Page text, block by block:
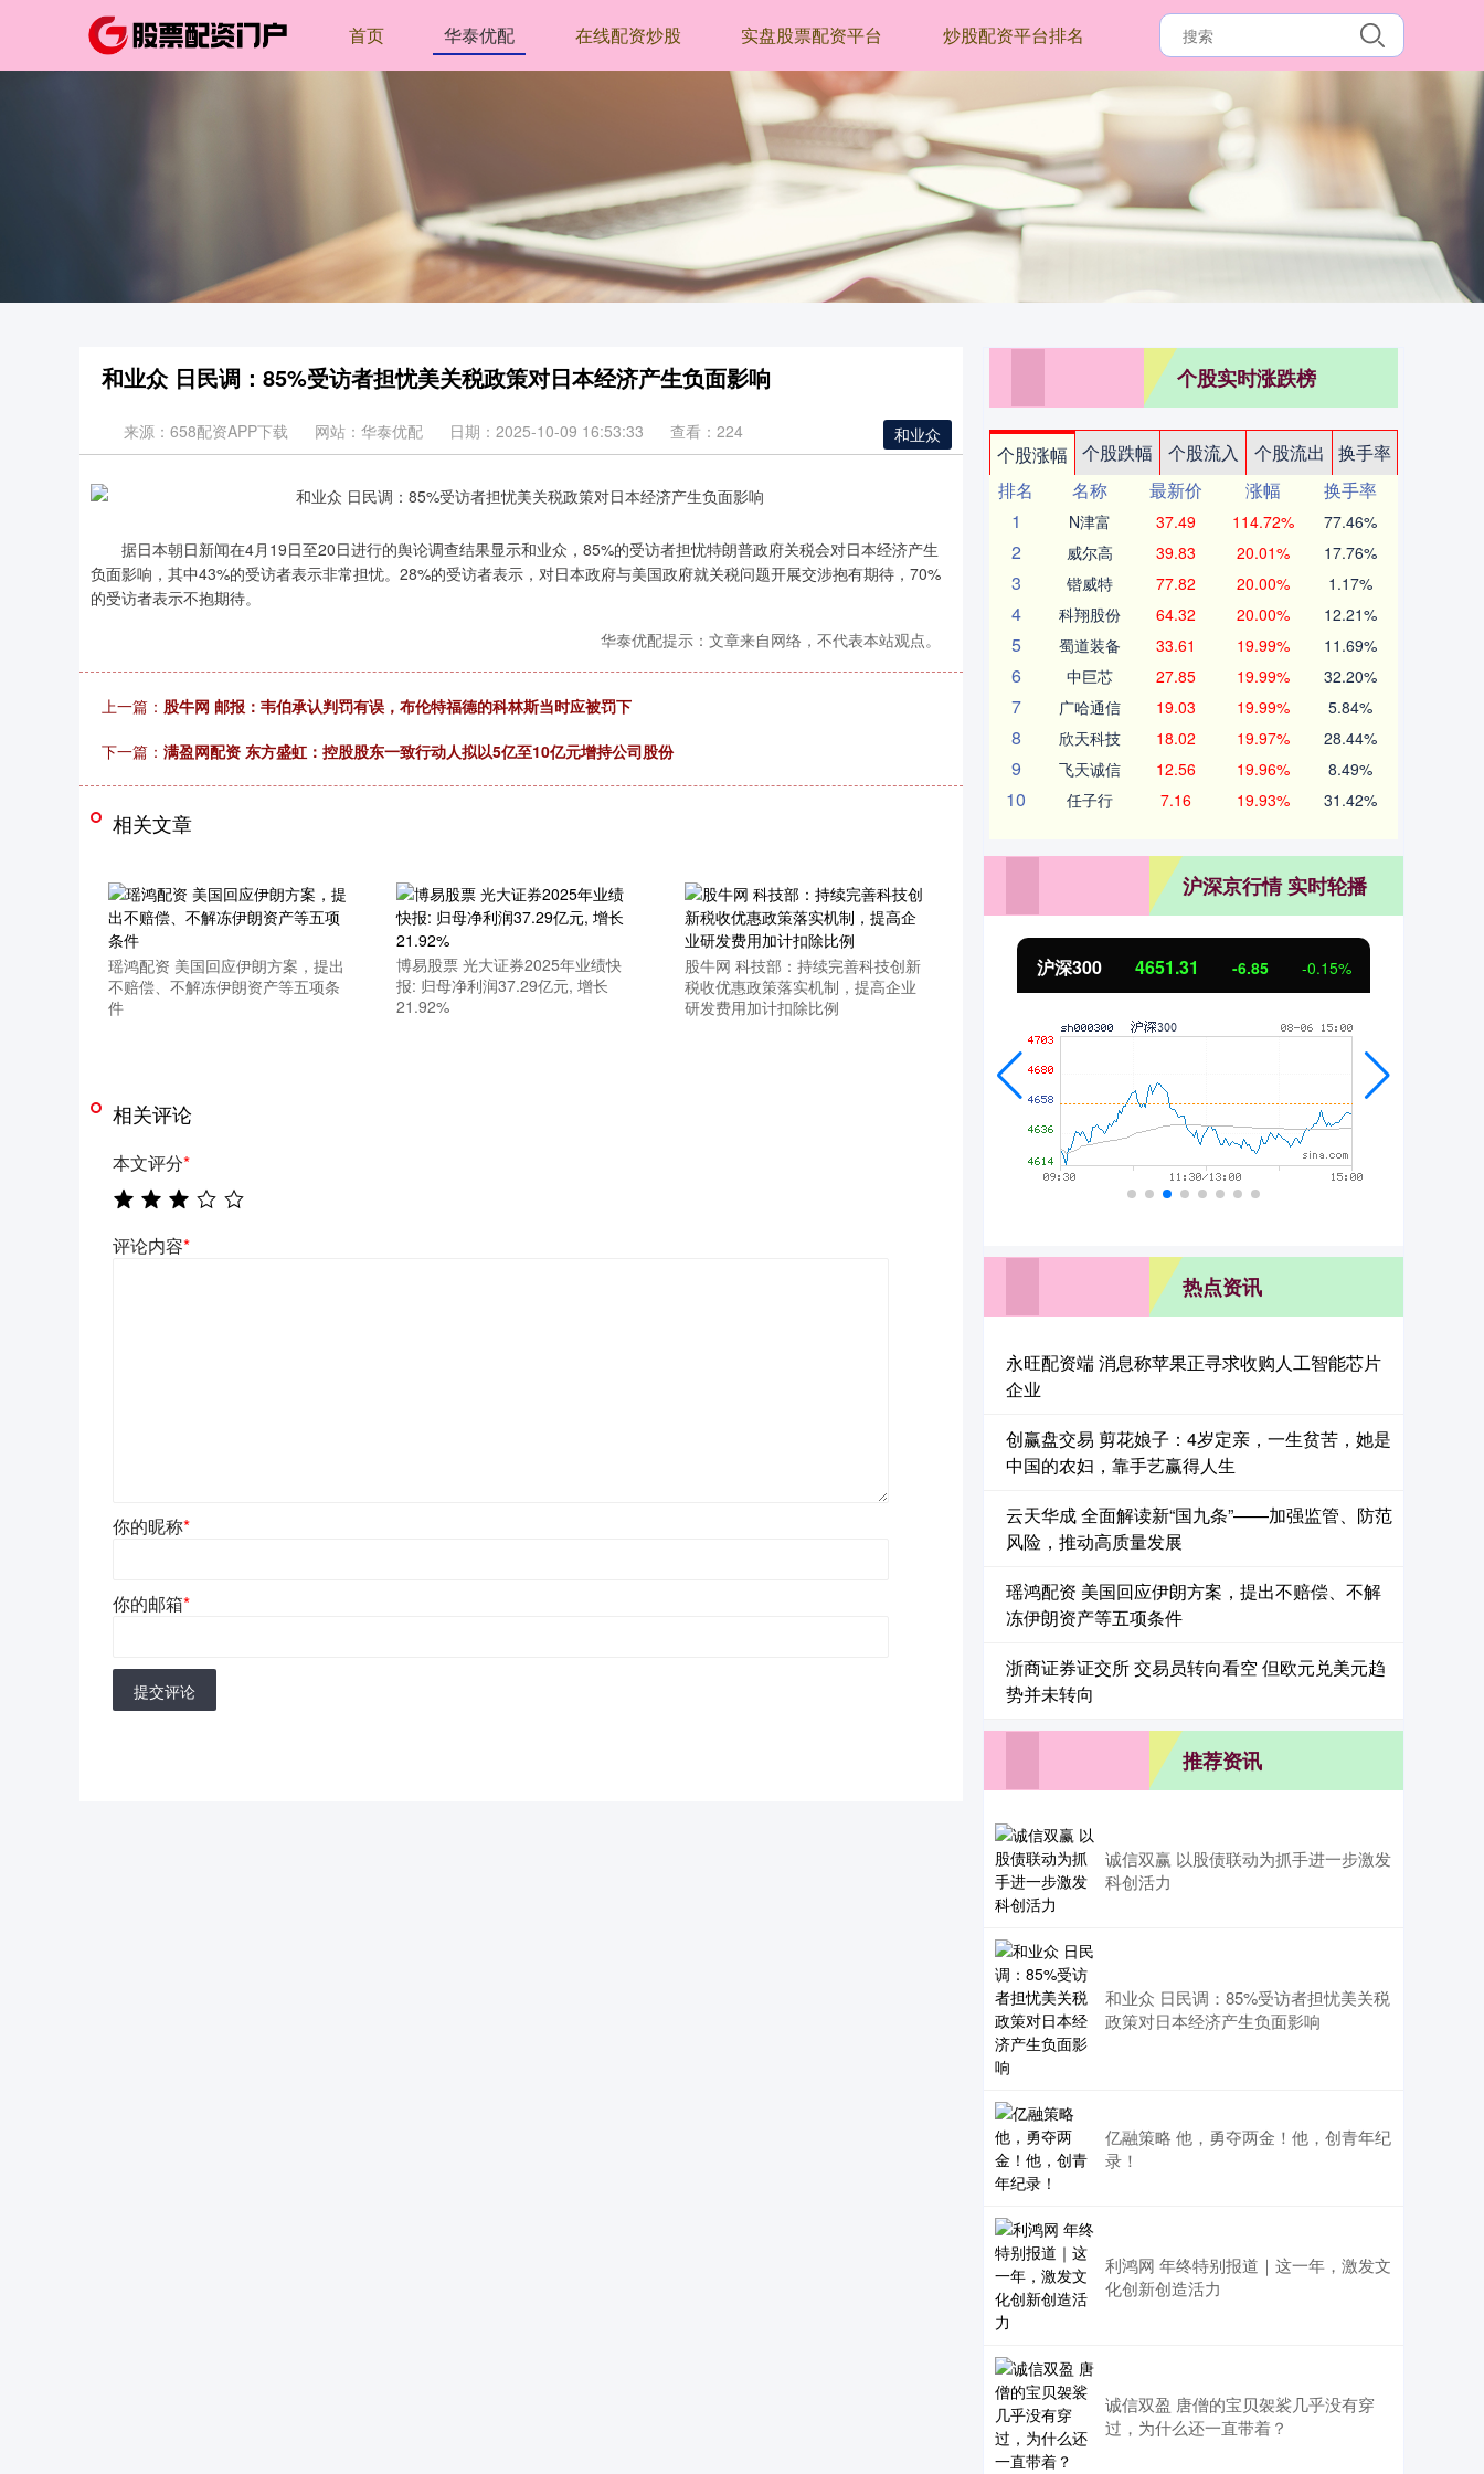
首页 华泰优配 在线配资炒股 实盘股票配资平台 炒股配资平台排名
和业众 日民调：85%受访者担忧美关税政策对日本经济产生负面影响
和业众
来源：658配资APP下载 网站：华泰优配 日期：2025-10-09 16:53:33 查看：224
据日本朝日新闻在4月19日至20日进行的舆论调查结果显示和业众，85%的受访者担忧特朗普政府关税会对日本经济产生
负面影响，其中43%的受访者表示非常担忧。28%的受访者表示，对日本政府与美国政府就关税问题开展交涉抱有期待，70%
的受访者表示不抱期待。
华泰优配提示：文章来自网络，不代表本站观点。
上一篇： 股牛网 邮报：韦伯承认判罚有误，布伦特福德的科林斯当时应被罚下
下一篇： 满盈网配资 东方盛虹：控股股东一致行动人拟以5亿至10亿元增持公司股份
相关文章
瑶鸿配资 美国回应伊朗方案，提出
不赔偿、不解冻伊朗资产等五项条
件
博易股票 光大证券2025年业绩快
报: 归母净利润37.29亿元, 增长
21.92%
股牛网 科技部：持续完善科技创新
税收优惠政策落实机制，提高企业
研发费用加计扣除比例
相关评论
本文评分*
评论内容*
你的昵称*
你的邮箱*
提交评论
个股实时涨跌榜
个股涨幅 个股跌幅 个股流入 个股流出
换手率
排名
名称 最新价 涨幅
换手率
1
N津富 37.49 114.72% 77.46%
2 威尔高 39.83 20.01% 17.76%
3 锴威特 77.82 20.00% 1.17%
4 科翔股份 64.32 20.00% 12.21%
5 蜀道装备 33.61 19.99% 11.69%
6 中巨芯 27.85 19.99% 32.20%
7 广哈通信 19.03 19.99% 5.84%
8 欣天科技 18.02 19.97% 28.44%
9 飞天诚信 12.56 19.96% 8.49%
10 任子行 7.16 19.93% 31.42%
沪深京行情 实时轮播
上证指数 3900.35 21.92 0.57% 深证成指 14110.12 -34.08 -0.24% 沪深300 4651.31 -6.85 -0.15%
热点资讯
永旺配资端 消息称苹果正寻求收购人工智能芯片
企业
创赢盘交易 剪花娘子：4岁定亲，一生贫苦，她是
中国的农妇，靠手艺赢得人生
云天华成 全面解读新“国九条”——加强监管、防范
风险，推动高质量发展
瑶鸿配资 美国回应伊朗方案，提出不赔偿、不解
冻伊朗资产等五项条件
浙商证券证交所 交易员转向看空 但欧元兑美元趋
势并未转向
推荐资讯
诚信双赢 以股债联动为抓手进一步激发
科创活力
和业众 日民调：85%受访者担忧美关税
政策对日本经济产生负面影响
亿融策略 他，勇夺两金！他，创青年纪
录！
利鸿网 年终特别报道｜这一年，激发文
化创新创造活力
诚信双盈 唐僧的宝贝袈裟几乎没有穿
过，为什么还一直带着？